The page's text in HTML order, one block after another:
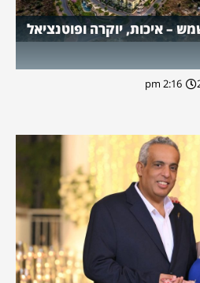
– איכות, יוקרה ופוטנציאל
2:16 pm